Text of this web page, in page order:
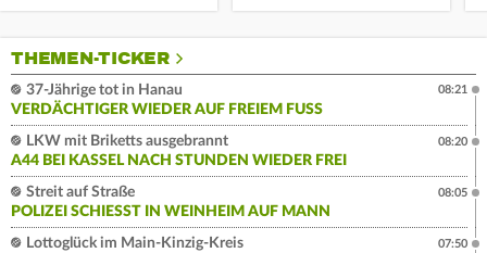
THEMEN-TICKER
37-Jährige tot in Hanau
VERDÄCHTIGER WIEDER AUF FREIEM FUSS
08:21
LKW mit Briketts ausgebrannt
A44 BEI KASSEL NACH STUNDEN WIEDER FREI
08:20
Streit auf Straße
POLIZEI SCHIESST IN WEINHEIM AUF MANN
08:05
Lottoglück im Main-Kinzig-Kreis
07:50